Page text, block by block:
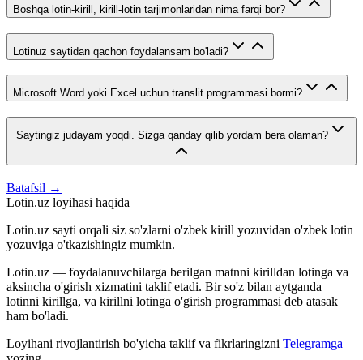
Boshqa lotin-kirill, kirill-lotin tarjimonlaridan nima farqi bor?
Lotinuz saytidan qachon foydalansam bo'ladi?
Microsoft Word yoki Excel uchun translit programmasi bormi?
Saytingiz judayam yoqdi. Sizga qanday qilib yordam bera olaman?
Batafsil →
Lotin.uz loyihasi haqida
Lotin.uz sayti orqali siz so'zlarni o'zbek kirill yozuvidan o'zbek lotin
yozuviga o'tkazishingiz mumkin.
Lotin.uz — foydalanuvchilarga berilgan matnni kirilldan lotinga va
aksincha o'girish xizmatini taklif etadi. Bir so'z bilan aytganda
lotinni kirillga, va kirillni lotinga o'girish programmasi deb atasak
ham bo'ladi.
Loyihani rivojlantirish bo'yicha taklif va fikrlaringizni Telegramga